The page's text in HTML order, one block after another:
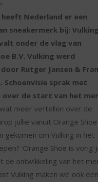
Nederland er een
sneakermerk bij:
onder de vlag van
B.V. Vulking werd
Rutger Jansen &
Schoenvisie sprak met
over de start van het
meer vertellen over de
jullie vanuit Orange
gekomen om Vulking in het
‘Orange Shoe is vorig
de ontwikkeling van het
Vulking maken we ook een